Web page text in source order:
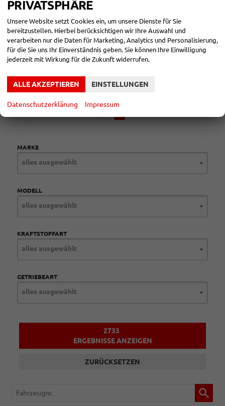
Elektrische Reichweite (EAER):
2
CO
-Klasse bei entladener Batterie: D
CO2-Emissionen (gewichtet, kombiniert):38,00 g/km
Datensätze pro Seite:
MARKE
alles ausgewählt
MODELL
alles ausgewählt
KRAFTSTOFFART
alles ausgewählt
GETRIEBEART
alles ausgewählt
2733
ERGEBNISSE ANZEIGEN
ZURÜCKSETZEN
Fahrzeugnr.
PRIVATSPHÄRE
Unsere Website setzt Cookies ein, um unsere Dienste für Sie
bereitzustellen. Hierbei berücksichtigen wir Ihre Auswahl und
verarbeiten nur die Daten für Marketing, Analytics und Personalisierung,
für die Sie uns Ihr Einverständnis geben. Sie können Ihre Einwilligung
jederzeit mit Wirkung für die Zukunft widerrufen.
ALLE AKZEPTIEREN EINSTELLUNGEN
Datenschutzerklärung Impressum